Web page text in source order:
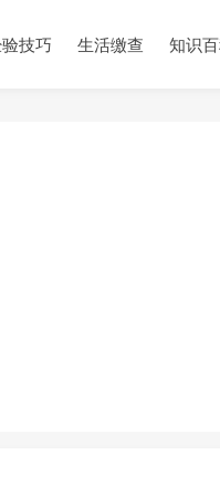
技巧 生活缴查 知识